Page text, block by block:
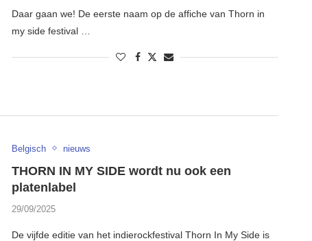
Daar gaan we! De eerste naam op de affiche van Thorn in
my side festival …
Belgisch nieuws
THORN IN MY SIDE wordt nu ook een
platenlabel
29/09/2025
De vijfde editie van het indierockfestival Thorn In My Side is